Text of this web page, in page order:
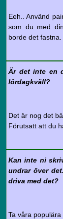
Eeh.. Använd
som du med
borde det fastna.
Är det inte en
lördagkväll?
Det är nog det
Förutsatt att du
Kan inte ni
undrar över
driva med det?
Ta våra populära